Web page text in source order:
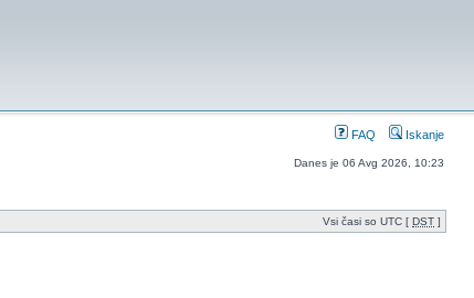
FAQ Iskanje
Danes je 06 Avg 2026, 10:23
Vsi časi so UTC [ DST ]